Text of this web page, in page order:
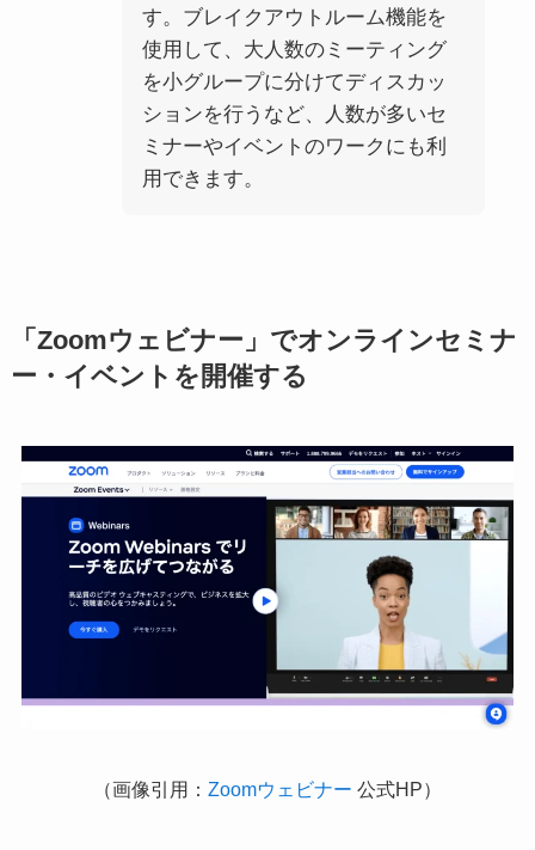
す。ブレイクアウトルーム機能を
使用して、大人数のミーティング
を小グループに分けてディスカッ
ションを行うなど、人数が多いセ
ミナーやイベントのワークにも利
用できます。
「Zoomウェビナー」でオンラインセミナ
ー・イベントを開催する
（画像引用： Zoomウェビナー 公式HP）